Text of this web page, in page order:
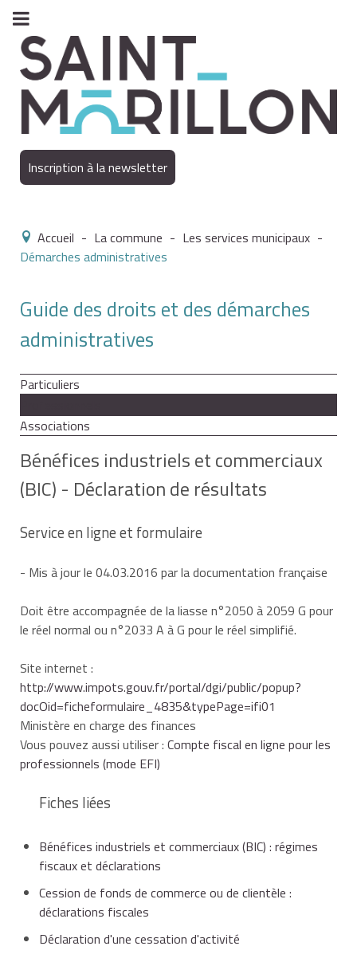
Inscription à la newsletter
Accueil - La commune - Les services municipaux -
Démarches administratives
Guide des droits et des démarches
administratives
Particuliers
Associations
Bénéfices industriels et commerciaux
(BIC) - Déclaration de résultats
Service en ligne et formulaire
- Mis à jour le 04.03.2016 par la documentation française
Doit être accompagnée de la liasse n°2050 à 2059 G pour
le réel normal ou n°2033 A à G pour le réel simplifié.
Site internet :
http://www.impots.gouv.fr/portal/dgi/public/popup?
docOid=ficheformulaire_4835&typePage=ifi01
Ministère en charge des finances
Vous pouvez aussi utiliser : Compte fiscal en ligne pour les
professionnels (mode EFI)
Fiches liées
Bénéfices industriels et commerciaux (BIC) : régimes
fiscaux et déclarations
Cession de fonds de commerce ou de clientèle :
déclarations fiscales
Déclaration d'une cessation d'activité